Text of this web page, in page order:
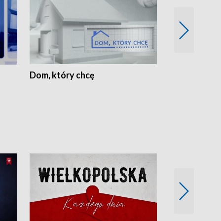
Dom, który chcę